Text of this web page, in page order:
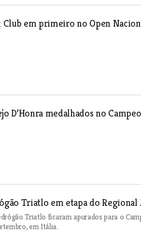
Club em primeiro no Open
D’Honra medalhados no
Triatlo em etapa do Regional
Triatlo ficaram apurados para o
em Itália.